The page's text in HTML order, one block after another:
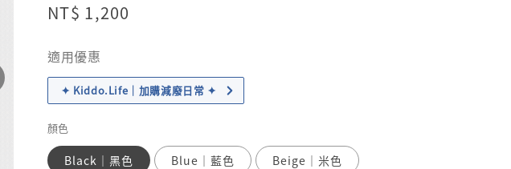
Regular
NT$ 1,200
適用優惠
✦ Kiddo.Life｜加購減廢日常 ✦
顏色
Black｜黑色 Blue｜藍色 Beige｜米色